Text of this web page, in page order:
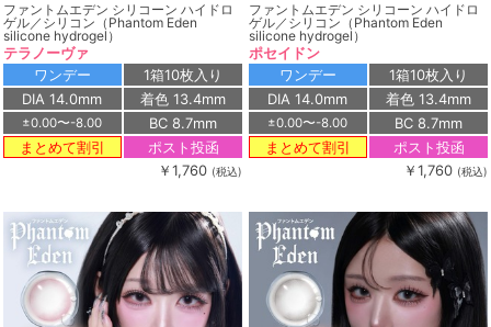
ファントムエデン シリコーン ハイドロ
ゲル／シリコン（Phantom Eden
silicone hydrogel）
テラノーヴァ
ワンデー
1箱10枚入り
DIA 14.0mm
着色 13.4mm
±0.00〜-8.00
BC 8.7mm
まとめて割引
ポスト投函
￥1,760 (税込)
ファントムエデン シリコーン ハイドロ
ゲル／シリコン（Phantom Eden
silicone hydrogel）
ポセイドン
ワンデー
1箱10枚入り
DIA 14.0mm
着色 13.4mm
±0.00〜-8.00
BC 8.7mm
まとめて割引
ポスト投函
￥1,760 (税込)